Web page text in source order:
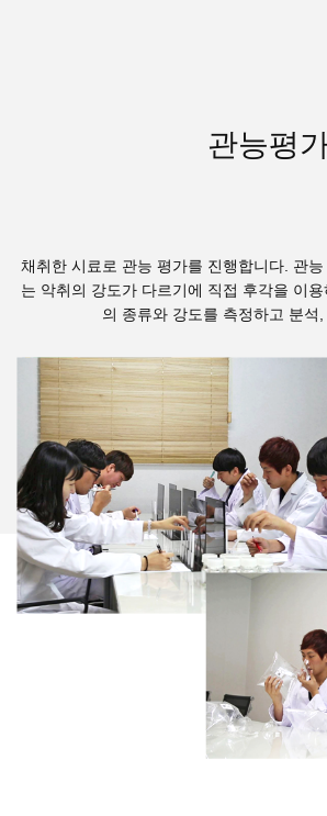
관능평
채취한 시료로 관능 평가를 진행합니다. 관
는 악취의 강도가 다르기에 직접 후각을 이
의 종류와 강도를 측정하고 분석